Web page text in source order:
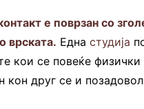
е поврзан со
врската. Една студија
кои се повеќе физички
кон друг се и